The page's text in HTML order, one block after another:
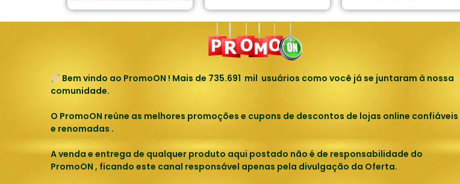
Bem vindo ao PromoON ! Mais de 735.691 mil usuários como você já se juntaram à nossa
comunidade.
O PromoON reúne as melhores promoções e cupons de descontos de lojas online confiáveis
e renomadas .
A venda e entrega de qualquer produto aqui postado não é de responsabilidade do
PromoON , ficando este canal responsável apenas pela divulgação da Oferta.